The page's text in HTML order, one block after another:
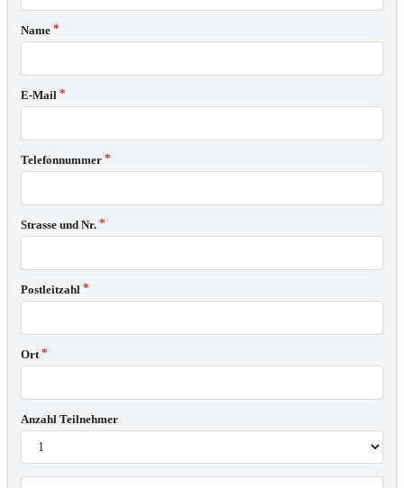
Name
E-Mail
Telefonnummer
Strasse und Nr.
Postleitzahl
Ort
Anzahl Teilnehmer